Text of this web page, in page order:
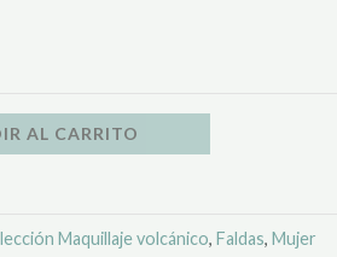
AL CARRITO
Maquillaje volcánico, Faldas, Mujer